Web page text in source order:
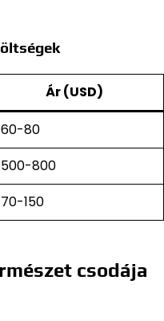
Ár (USD)
60-80
500-800
70-150
csodája